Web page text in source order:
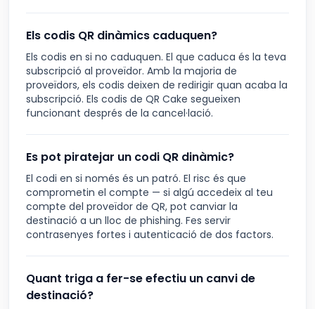
Els codis QR dinàmics caduquen?
Els codis en si no caduquen. El que caduca és la teva
subscripció al proveïdor. Amb la majoria de
proveïdors, els codis deixen de redirigir quan acaba la
subscripció. Els codis de QR Cake segueixen
funcionant després de la cancel·lació.
Es pot piratejar un codi QR dinàmic?
El codi en si només és un patró. El risc és que
comprometin el compte — si algú accedeix al teu
compte del proveïdor de QR, pot canviar la
destinació a un lloc de phishing. Fes servir
contrasenyes fortes i autenticació de dos factors.
Quant triga a fer-se efectiu un canvi de
destinació?